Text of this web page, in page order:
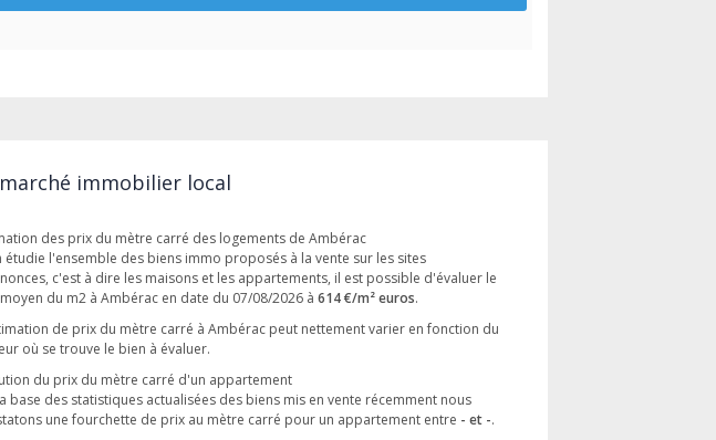
immobilier local
des prix du mètre carré des logements de Ambérac
étudie l'ensemble des biens immo proposés à la vente sur les sites
c'est à dire les maisons et les appartements, il est possible d'évaluer le
du m2 à Ambérac en date du 07/08/2026 à 614 €/m² euros.
de prix du mètre carré à Ambérac peut nettement varier en fonction du
où se trouve le bien à évaluer.
du prix du mètre carré d'un appartement
base des statistiques actualisées des biens mis en vente récemment nous
une fourchette de prix au mètre carré pour un appartement entre - et -.